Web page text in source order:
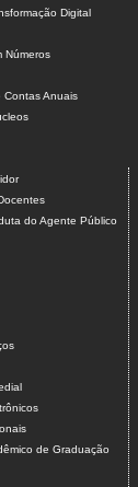
Digital
Números
Contas Anuais
do Agente Público
de Graduação